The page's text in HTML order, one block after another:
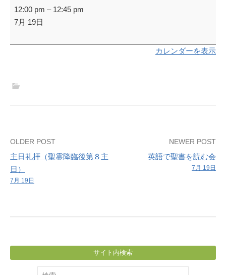
聖
歌
練
12:00 pm – 12:45 pm
7月 19日
カレンダーを表示
Post
navigation
OLDER POST
主日礼拝（聖霊降臨後第８主
日）
7月 19日
NEWER POST
英語で聖書を読む会
7月 19日
サイト内検索
検